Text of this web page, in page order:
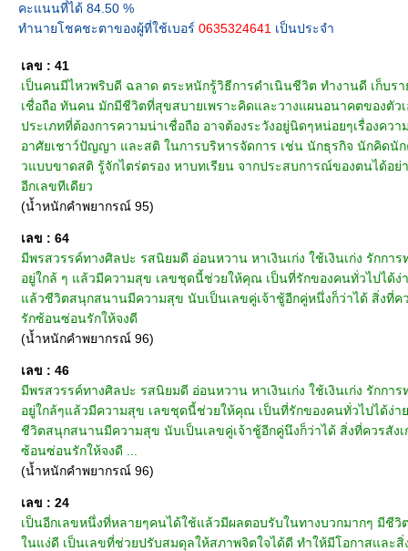
คะแนนที่ได้ 84.50 %
ทำนายโชคชะตาของผู้ที่ใช้เบอร์ 0635324641 เป็นประจำ
เลข : 41
เป็นคนมีไหวพริบดี ฉลาด ตระหนักรู้วิธีการดำเนินชีวิต ทำงานดี เก็บร
เชื่อถือ ทันคน มักมีชีวิตที่สุขสบายเพราะคิดและวางแผนอนาคตของตัว
ประเภทที่ต้องการความน่าเชื่อถือ อาจต้องระวังอยู่นิดๆหน่อยๆเรื่องคว
อาศัยเชาว์ปัญญา และสติ ในการบริหารจัดการ เช่น นักธุรกิจ นักคิด
วแบบขาดสติ รู้จักไตร่ตรอง หาบทเรียน จากประสบการณ์ของตนได้อย่
อีกเลขทีเดียว
(น้ำหนักคำพยากรณ์ 95)
เลข : 64
มีพรสวรรค์ทางศิลปะ รสนิยมดี อ่อนหวาน หาเงินเก่ง ใช้เงินเก่ง รักกา
อยู่ใกล้ ๆ แล้วมีความสุข เลขชุดนี้ช่วยให้คุณ เป็นที่รักของคนทั่วไปได้ง่
แล้วชีวิตสนุกสนานมีความสุข นับเป็นเลขคู่เจ้าชู้อีกคู่หนึ่งก็ว่าได้ สิ่งที่ค
รักซ้อนซ่อนรักให้จงดี
(น้ำหนักคำพยากรณ์ 96)
เลข : 46
มีพรสวรรค์ทางศิลปะ รสนิยมดี อ่อนหวาน หาเงินเก่ง ใช้เงินเก่ง รักกา
อยู่ใกล้ๆแล้วมีความสุข เลขชุดนี้ช่วยให้คุณ เป็นที่รักของคนทั่วไปได้ง่
ชีวิตสนุกสนานมีความสุข นับเป็นเลขคู่เจ้าชู้อีกคู่นึงก็ว่าได้ สิ่งที่ควรสัง
ซ้อนซ่อนรักให้จงดี ...
(น้ำหนักคำพยากรณ์ 96)
เลข : 24
เป็นอีกเลขหนึ่งที่หลายๆคนได้ใช้แล้วมีผลตอบรับในทางบวกมากๆ มีชี
ในแง่ดี เป็นเลขที่ช่วยปรับสมดุลให้สภาพจิตใจได้ดี ทำให้มีโอกาสและ